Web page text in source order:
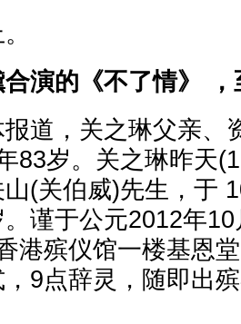
演的《不了情》
，关之琳父亲、
83岁。关之琳昨天
(关伯威)先生，于
谨于公元2012年
港殡仪馆一楼基恩
9点辞灵，随即出